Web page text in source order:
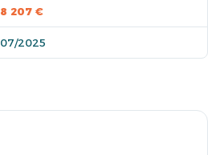
8 207 €
07/2025